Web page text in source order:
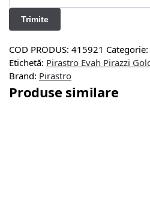
COD PRODUS: 415921 Categorie:
Etichetă: Pirastro Evah Pirazzi
Brand: Pirastro
Produse similare